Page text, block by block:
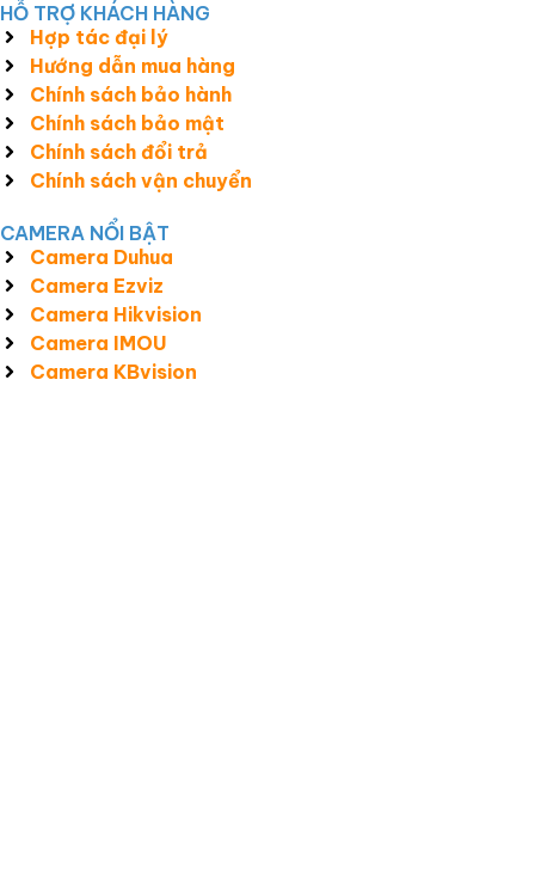
HỖ TRỢ KHÁCH HÀNG
Hợp tác đại lý
Hướng dẫn mua hàng
Chính sách bảo hành
Chính sách bảo mật
Chính sách đổi trả
Chính sách vận chuyển
CAMERA NỔI BẬT
Camera Duhua
Camera Ezviz
Camera Hikvision
Camera IMOU
Camera KBvision